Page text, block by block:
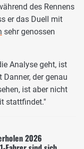
des Rennens
er das Duell mit
sehr genossen
Analyse geht, ist
der genau
ist aber nicht
stattfindet."
2026